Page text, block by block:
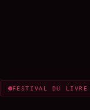
FESTIVAL DU